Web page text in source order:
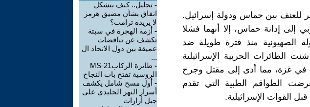
للعنف بين حماس ودولة إسرائيل.
إلى إدانة حماس، إلا أنهما فشلا
الصهيونية منذ فترة طويلة ضد
الطائرات الحربية الإسرائيلية
في غزة، مما أدى إلى مقتل وجرح
تعرضت الطواقم الطبية التي تقدم
القوات الإسرائيلية.
- تحليل.. كيف يتشكل
اتفاق بشأن مضيق هرمز
لا يريده ترامب؟
- أزمة الهجرة في سبتة
تكشف عن تناقضات
عميقة بين دول الاتحاد ال
...
-
طائرة الركابMS-21
الروسية تفتح باب النجاح
- أول مسح شامل يكشف
أسرار النهر الجليدي على
جبل أرارات